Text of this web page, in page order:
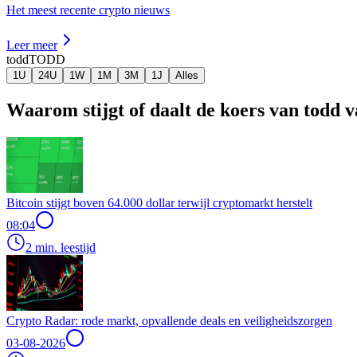
Het meest recente crypto nieuws
Leer meer
toddTODD
1U 24U 1W 1M 3M 1J Alles
Waarom stijgt of daalt de koers van todd
Bitcoin stijgt boven 64.000 dollar terwijl cryptomarkt herstelt
08:04
2 min. leestijd
Crypto Radar: rode markt, opvallende deals en veiligheidszorgen
03-08-2026